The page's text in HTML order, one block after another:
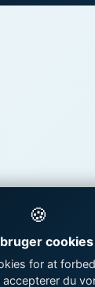
🍪
cookies
for at
du